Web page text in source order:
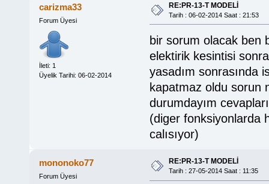
carizma33
Forum Üyesi
İleti: 1
Üyelik Tarihi: 06-02-2014
RE:PR-13-T MODELİ
Tarih : 06-02-2014 Saat : 21:53
bir sorum olacak ben
elektirik kesintisi
yasadım sonrasında
kapatmaz oldu sorun
durumdayım
(diger fonksiyonlarda
calısıyor)
mononoko77
Forum Üyesi
RE:PR-13-T MODELİ
Tarih : 27-05-2014 Saat : 11:35